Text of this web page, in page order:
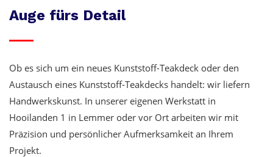
Auge fürs Detail
Ob es sich um ein neues Kunststoff-Teakdeck oder den
Austausch eines Kunststoff-Teakdecks handelt: wir liefern
Handwerkskunst. In unserer eigenen Werkstatt in
Hooilanden 1 in Lemmer oder vor Ort arbeiten wir mit
Präzision und persönlicher Aufmerksamkeit an Ihrem
Projekt.